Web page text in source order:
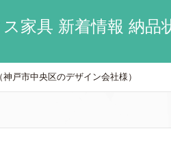
家具 新着情報 納品
戸市中央区のデザイン会社様）